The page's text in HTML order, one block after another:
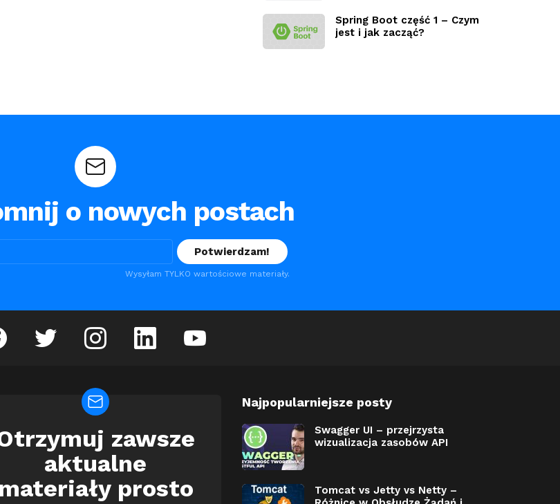
Spring Boot część 1 – Czym
jest i jak zacząć?
o nowych postach
Wysyłam TYLKO wartościowe materiały.
facebook twitter instagram linkedin youtube
zawsze
aktualne
materiały prosto
Najpopularniejsze posty
Swagger UI – przejrzysta
wizualizacja zasobów API
Tomcat vs Jetty vs Netty –